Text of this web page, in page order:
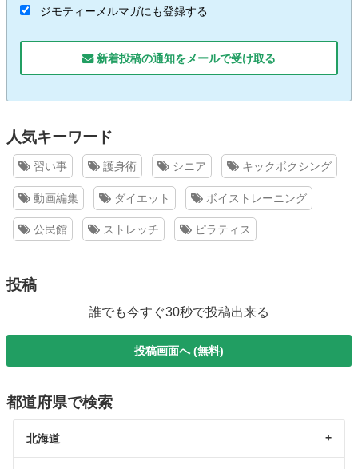
ジモティーメルマガにも登録する
新着投稿の通知をメールで受け取る
人気キーワード
習い事 護身術 シニア キックボクシング
動画編集 ダイエット ボイストレーニング
公民館 ストレッチ ピラティス
投稿
誰でも今すぐ30秒で投稿出来る
投稿画面へ (無料)
都道府県で検索
北海道